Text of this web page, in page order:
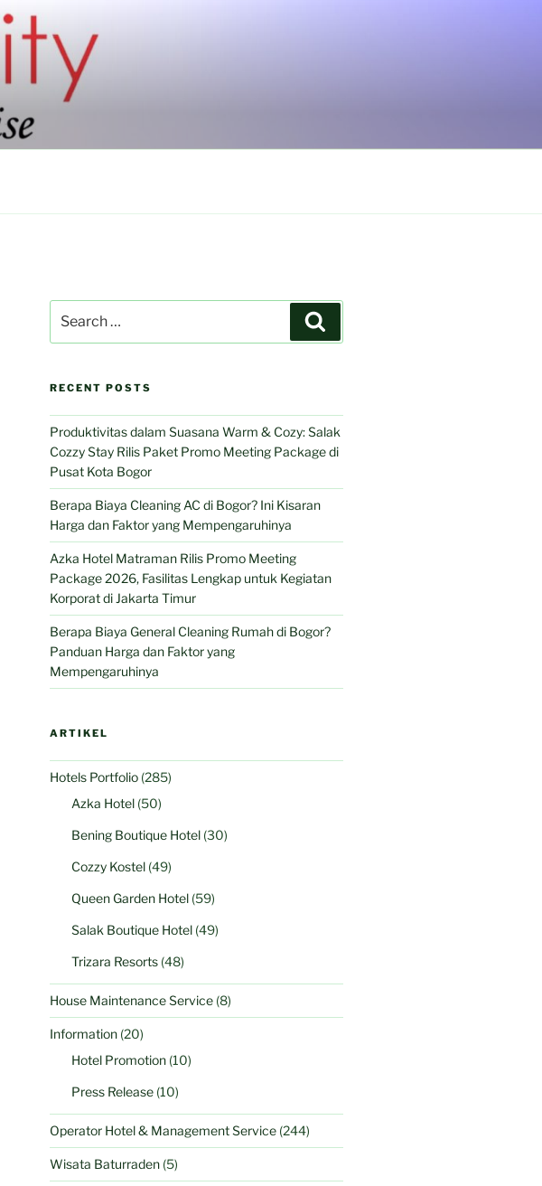
for:
RECENT POSTS
Produktivitas dalam Suasana Warm & Cozy: Salak
Cozzy Stay Rilis Paket Promo Meeting Package di
Pusat Kota Bogor
Berapa Biaya Cleaning AC di Bogor? Ini Kisaran
Harga dan Faktor yang Mempengaruhinya
Azka Hotel Matraman Rilis Promo Meeting
Package 2026, Fasilitas Lengkap untuk Kegiatan
Korporat di Jakarta Timur
Berapa Biaya General Cleaning Rumah di Bogor?
Panduan Harga dan Faktor yang
Mempengaruhinya
ARTIKEL
Hotels Portfolio(285)
Azka Hotel(50)
Bening Boutique Hotel(30)
Cozzy Kostel(49)
Queen Garden Hotel(59)
Salak Boutique Hotel(49)
Trizara Resorts(48)
House Maintenance Service(8)
Information(20)
Hotel Promotion(10)
Press Release(10)
Operator Hotel & Management Service(244)
Wisata Baturraden(5)